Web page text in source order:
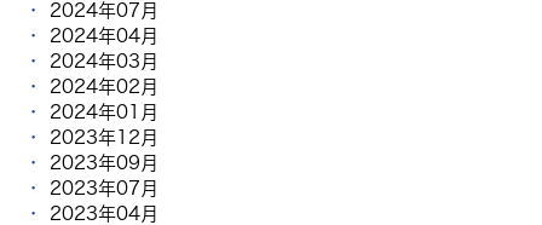
2024年07月
2024年04月
2024年03月
2024年02月
2024年01月
2023年12月
2023年09月
2023年07月
2023年04月